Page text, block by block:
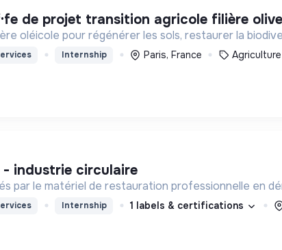
de projet transition agricole filière
oléicole pour régénérer les sols, restaurer la
Internship Paris, France Agriculture
- industrie circulaire
par le matériel de restauration professionnelle en
Internship 1 labels & certifications